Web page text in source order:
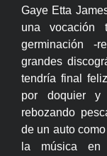
Gaye Etta
una vocación
germinación -
grandes
tendría final
por doquier y
rebozando
de un auto
la música en